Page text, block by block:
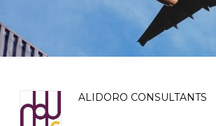
ALIDORO CONSULTANTS